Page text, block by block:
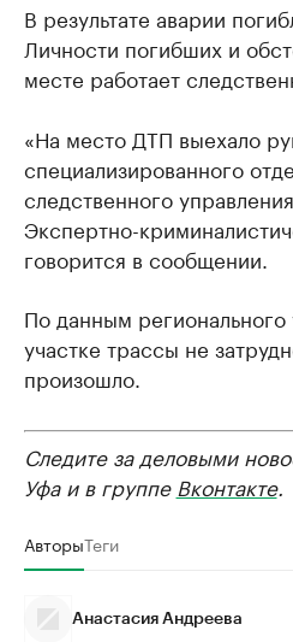
В результате аварии
Личности погибших и
месте работает
«На место ДТП выехало
специализированного
следственного
Экспертно-
говорится в сообщении.
По данным
участке трассы не
произошло.
Следите за деловыми
Уфа и в группе Вконтакте.
АвторыТеги
Анастасия Андреева